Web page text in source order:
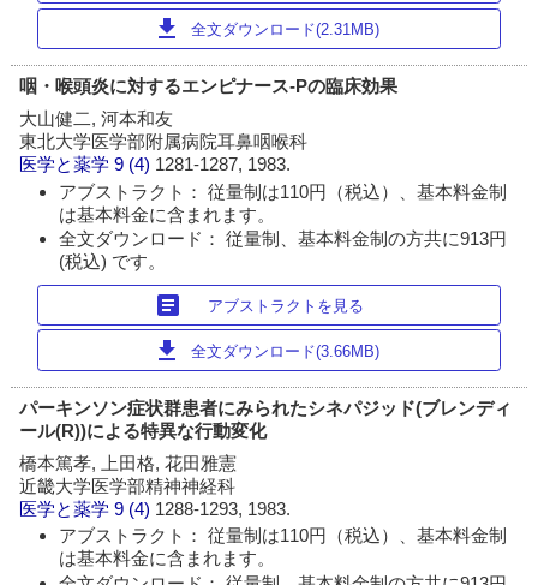
download 全文ダウンロード(2.31MB)
咽・喉頭炎に対するエンピナース-Pの臨床効果
大山健二, 河本和友
東北大学医学部附属病院耳鼻咽喉科
医学と薬学 9 (4) 1281-1287, 1983.
アブストラクト： 従量制は110円（税込）、基本料金制
は基本料金に含まれます。
全文ダウンロード： 従量制、基本料金制の方共に913円
(税込) です。
article アブストラクトを見る
download 全文ダウンロード(3.66MB)
パーキンソン症状群患者にみられたシネパジッド(ブレンディ
ール(R))による特異な行動変化
橋本篤孝, 上田格, 花田雅憲
近畿大学医学部精神神経科
医学と薬学 9 (4) 1288-1293, 1983.
アブストラクト： 従量制は110円（税込）、基本料金制
は基本料金に含まれます。